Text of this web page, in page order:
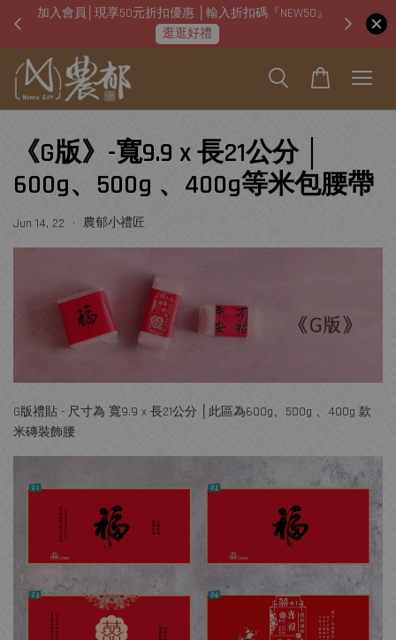
加入會員│現享50元折扣優惠 │輸入折扣碼『NEW50』
逛逛好禮
即日
《G版》-寬9.9 x 長21公分 │
600g、500g 、400g等米包腰帶
Jun 14, 22 • 農郁小禮匠
G版禮貼 - 尺寸為 寬9.9 x 長21公分 │此區為600g、500g 、400g 款
米磚裝飾腰